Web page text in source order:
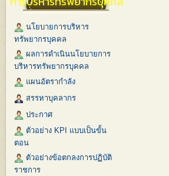
นโยบายการบริหาร
ทรัพยากรบุคคล
ผลการดำเนินนโยบายการ
บริหารทรัพยากรบุคคล
แผนอัตรากำลัง
สรรหาบุคลากร
ประกาศ
ตัวอย่าง KPI แบบเป็นขั้น
ตอน
ตัวอย่างข้อตกลงการปฏิบัติ
ราชการ